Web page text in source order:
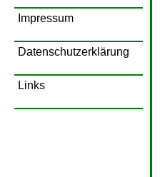
Impressum
Datenschutzerklärung
Links